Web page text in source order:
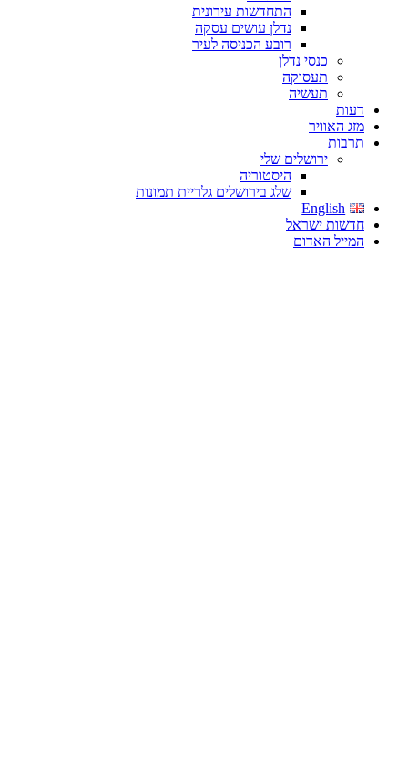
התחדשות עירונית
נדלן עושים עסקה
רובע הכניסה לעיר
כנסי נדלן
תעסוקה
תעשיה
דעות
מזג האוויר
תרבות
ירושלים שלי
היסטוריה
שלג בירושלים גלריית תמונות
English
חדשות ישראל
המייל האדום